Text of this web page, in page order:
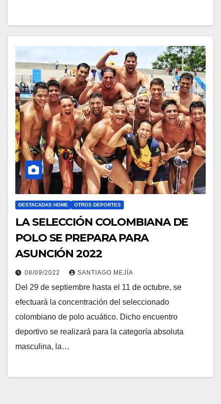
DESTACADAS HOME OTROS DEPORTES
LA SELECCIÓN COLOMBIANA DE
POLO SE PREPARA PARA
ASUNCIÓN 2022
08/09/2022 SANTIAGO MEJÍA
Del 29 de septiembre hasta el 11 de octubre, se
efectuará la concentración del seleccionado
colombiano de polo acuático. Dicho encuentro
deportivo se realizará para la categoría absoluta
masculina, la…